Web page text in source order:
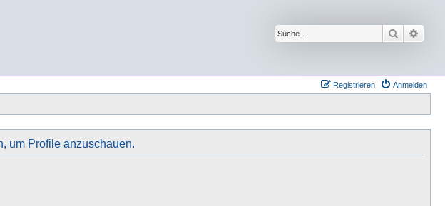
Suche
Anmelden
Registrieren
um Profile anzuschauen.